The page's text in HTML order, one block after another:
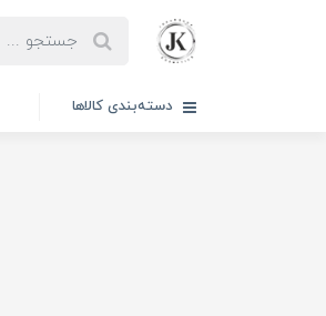
دسته‌بندی کالاها